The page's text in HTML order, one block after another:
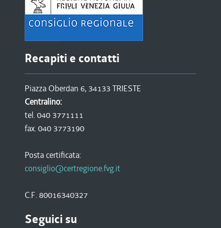
Recapiti e contatti
Piazza Oberdan 6, 34133 TRIESTE
Centralino:
tel. 040 3771111
fax. 040 3773190
Posta certificata:
consiglio@certregione.fvg.it
C.F. 80016340327
Seguici su